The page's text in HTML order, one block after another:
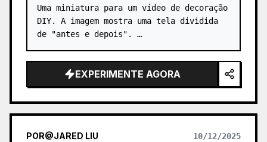
Uma miniatura para um vídeo de decoração
DIY. A imagem mostra uma tela dividida
de "antes e depois". …
EXPERIMENTE AGORA
POR@JARED LIU 10/12/2025